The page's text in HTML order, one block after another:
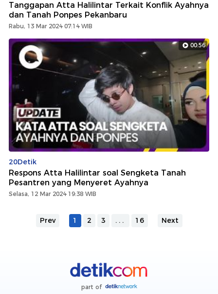
Tanggapan Atta Halilintar Terkait Konflik Ayahnya
dan Tanah Ponpes Pekanbaru
Rabu, 13 Mar 2024 07:14 WIB
00:56
20Detik
Respons Atta Halilintar soal Sengketa Tanah
Pesantren yang Menyeret Ayahnya
Selasa, 12 Mar 2024 19:38 WIB
Prev 1 2 3 ... 16 Next
part of